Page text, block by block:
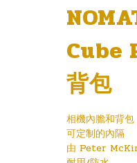
Cube
背包
相機內膽和背包
可定制的內隔
由 Peter